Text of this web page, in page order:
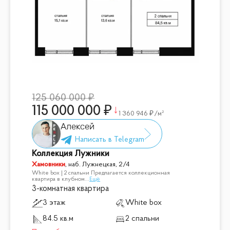
🔥 Уникальное предложение в одном из лучших районов
📞 Звоните прямо сейчас, чтобы узнать подробности и
125 060 000
115 000 000 1 360 946 /м²
Алексей
Коллекция Лужники
Хамовники,наб. Лужнецкая, 2/4
White box | 2 спальни Предлагается коллекционная
квартира в клубном... Ещё
3-комнатная квартира
3 этаж
White box
84.5 кв.м
2 спальни